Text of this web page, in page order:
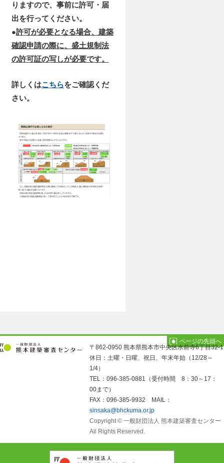
りますので、事前に許可・届
出を行ってください。
●許可が必要となる場合、建築
確認申請の際に、盛土規制法
の許可証の写しが必要です。
詳しくはこちらをご確認くだ
さい。
ページの先頭へ
〒862-0950 熊本県熊本市中央区水前寺6丁目32-1
休日：土曜・日曜、祝日、年末年始（12/28～
1/4）
TEL：096-385-0881（受付時間 8：30～17：
00まで）
FAX：096-385-9932 MAIL：
sinsaka@bhckuma.or.jp
Copyright © 一般財団法人 熊本建築審査センター
All Rights Reserved.